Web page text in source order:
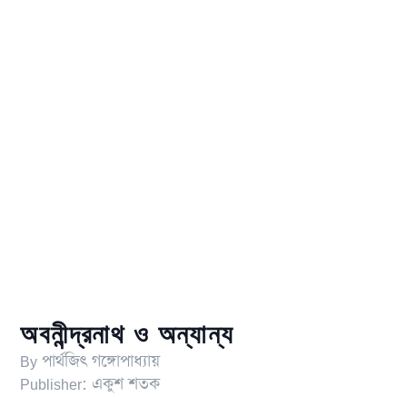
অবনীন্দ্রনাথ ও অন্যান্য
Byপার্থজিৎ গঙ্গোপাধ্যায়
Publisher: একুশ শতক